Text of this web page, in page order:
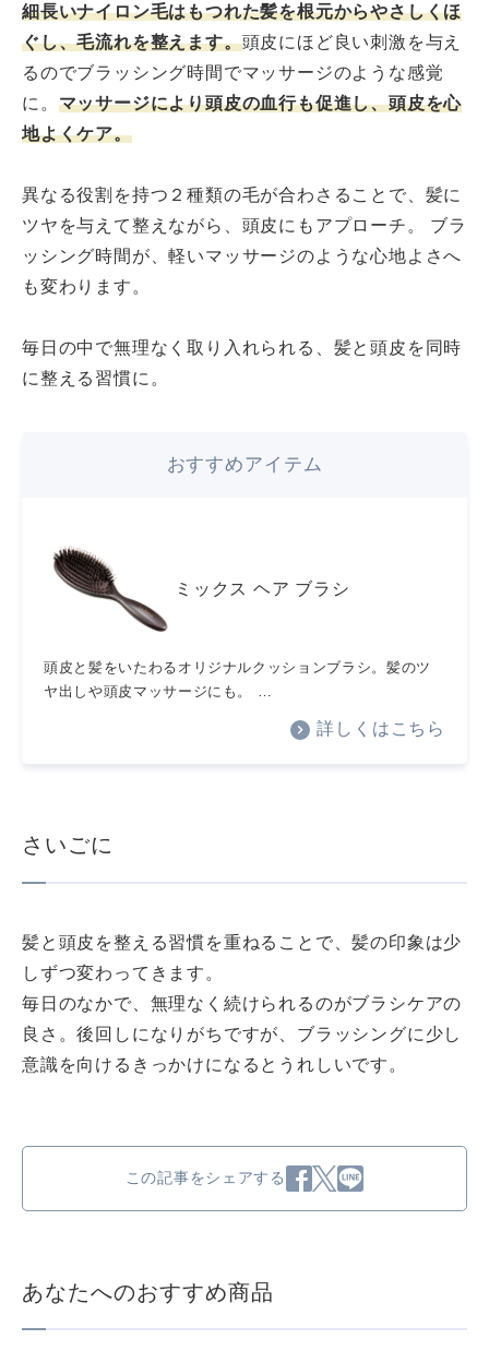
細長いナイロン毛はもつれた髪を根元からやさしくほ
ぐし、毛流れを整えます。頭皮にほど良い刺激を与え
るのでブラッシング時間でマッサージのような感覚
に。 マッサージにより頭皮の血行も促進し、頭皮を心
地よくケア。
異なる役割を持つ２種類の毛が合わさることで、髪に
ツヤを与えて整えながら、頭皮にもアプローチ。 ブラ
ッシング時間が、軽いマッサージのような心地よさへ
も変わります。
毎日の中で無理なく取り入れられる、髪と頭皮を同時
に整える習慣に。
おすすめアイテム
ミックス ヘア ブラシ
頭皮と髪をいたわるオリジナルクッションブラシ。髪のツ
ヤ出しや頭皮マッサージにも。 …
詳しくはこちら
さいごに
髪と頭皮を整える習慣を重ねることで、髪の印象は少
しずつ変わってきます。
毎日のなかで、無理なく続けられるのがブラシケアの
良さ。後回しになりがちですが、ブラッシングに少し
意識を向けるきっかけになるとうれしいです。
この記事をシェアする
あなたへのおすすめ商品